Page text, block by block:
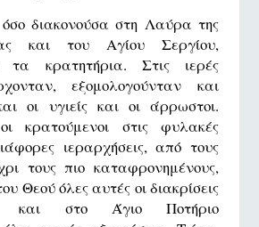
διακονούσα στη Λαύρα της
και του Αγίου Σεργίου,
τα κρατητήρια. Στις ιερές
εξομολογούνταν και
οι υγιείς και οι άρρωστοι.
κρατούμενοι στις φυλακές
ιεραρχήσεις, από τους
τους πιο καταφρονημένους,
Θεού όλες αυτές οι διακρίσεις
και στο Άγιο Ποτήριο